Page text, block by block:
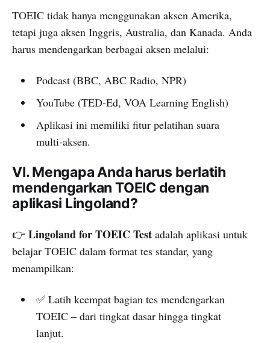
TOEIC tidak hanya menggunakan aksen Amerika,
tetapi juga aksen Inggris, Australia, dan Kanada. Anda
harus mendengarkan berbagai aksen melalui:
Podcast (BBC, ABC Radio, NPR)
YouTube (TED-Ed, VOA Learning English)
Aplikasi ini memiliki fitur pelatihan suara
multi-aksen.
VI. Mengapa Anda harus berlatih
mendengarkan TOEIC dengan
aplikasi Lingoland?
👉 Lingoland for TOEIC Test adalah aplikasi untuk
belajar TOEIC dalam format tes standar, yang
menampilkan:
✅ Latih keempat bagian tes mendengarkan
TOEIC – dari tingkat dasar hingga tingkat
lanjut.